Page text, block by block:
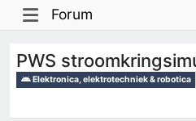
Forum
PWS
Elektronica, elektrotechniek & robotica